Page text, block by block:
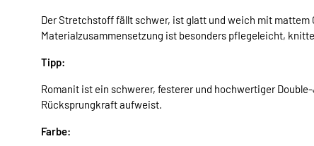
Der Stretchstoff fällt schwer, ist glatt und weich mit
Materialzusammensetzung ist besonders pflegeleicht,
Tipp:
Romanit ist ein schwerer, festerer und hochwertiger
Rücksprungkraft aufweist.
Farbe: